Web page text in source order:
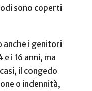
sono coperti
anche i genitori
i 16 anni, ma
il congedo
o indennità,